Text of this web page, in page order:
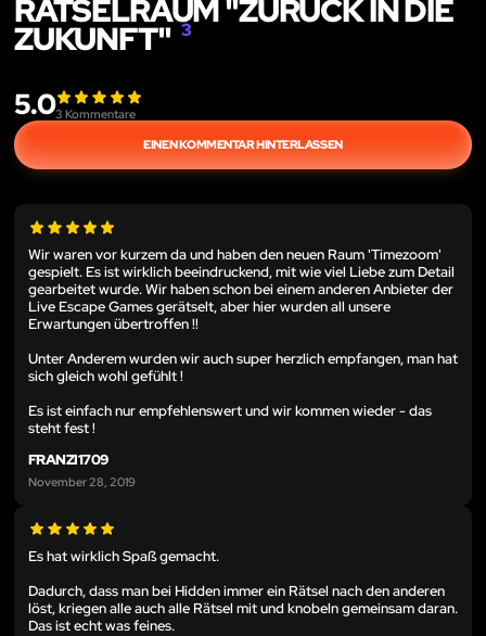
RÄTSELRAUM "ZURÜCK IN DIE
ZUKUNFT"3
5.03 Kommentare
EINEN KOMMENTAR HINTERLASSEN
Wir waren vor kurzem da und haben den neuen Raum 'Timezoom'
gespielt. Es ist wirklich beeindruckend, mit wie viel Liebe zum Detail
gearbeitet wurde. Wir haben schon bei einem anderen Anbieter der
Live Escape Games gerätselt, aber hier wurden all unsere
Erwartungen übertroffen !!
Unter Anderem wurden wir auch super herzlich empfangen, man hat
sich gleich wohl gefühlt !
Es ist einfach nur empfehlenswert und wir kommen wieder - das
steht fest !
FRANZI1709
November 28, 2019
Es hat wirklich Spaß gemacht.
Dadurch, dass man bei Hidden immer ein Rätsel nach den anderen
löst, kriegen alle auch alle Rätsel mit und knobeln gemeinsam daran.
Das ist echt was feines.